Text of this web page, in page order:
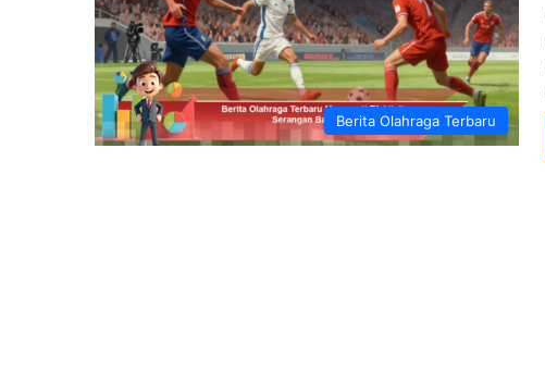
Berita Olahraga Terbaru